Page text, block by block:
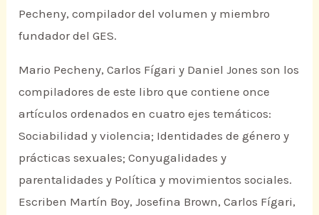
Pecheny, compilador del volumen y miembro
fundador del GES.
Mario Pecheny, Carlos Fígari y Daniel Jones son los
compiladores de este libro que contiene once
artículos ordenados en cuatro ejes temáticos:
Sociabilidad y violencia; Identidades de género y
prácticas sexuales; Conyugalidades y
parentalidades y Política y movimientos sociales.
Escriben Martín Boy, Josefina Brown, Carlos Fígari,